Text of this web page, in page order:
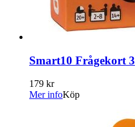
Smart10 Frågekort 3
179 kr
Mer infoKöp